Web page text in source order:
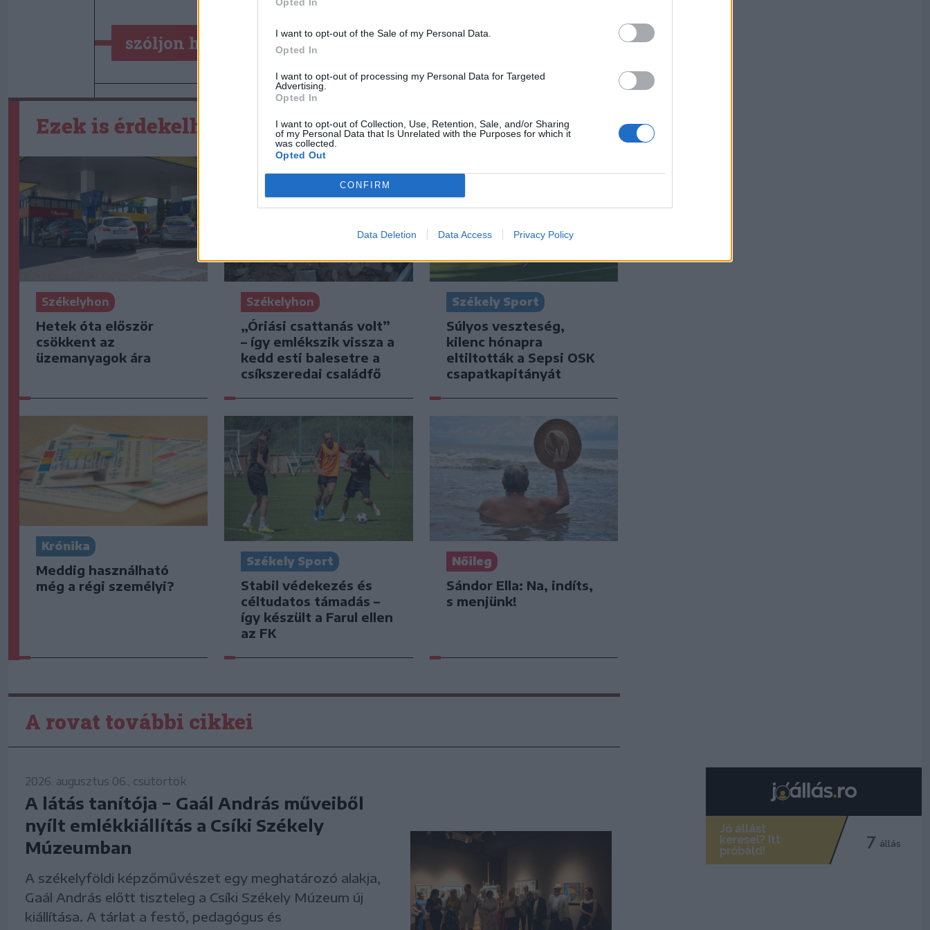
I want to opt-out of the Sale of my Personal Data.
Opted In
I want to opt-out of processing my Personal Data for Targeted
Advertising.
Opted In
I want to opt-out of Collection, Use, Retention, Sale, and/or Sharing
of my Personal Data that Is Unrelated with the Purposes for which it
was collected.
Opted Out
CONFIRM
Data Deletion Data Access Privacy Policy
szóljon hozzá!
Ezek is érdekelhetik
Székelyhon
Hetek óta először
csökkent az
üzemanyagok ára
Székelyhon
„Óriási csattanás volt”
– így emlékszik vissza a
kedd esti balesetre a
csíkszeredai családfő
Székely Sport
Súlyos veszteség,
kilenc hónapra
eltiltották a Sepsi OSK
csapatkapitányát
Krónika
Meddig használható
még a régi személyi?
Székely Sport
Stabil védekezés és
céltudatos támadás –
így készült a Farul ellen
az FK
Nőileg
Sándor Ella: Na, indíts,
s menjünk!
A rovat további cikkei
2026. augusztus 06., csütörtök
A látás tanítója − Gaál András műveiből
nyílt emlékkiállítás a Csíki Székely
Múzeumban
A székelyföldi képzőművészet egy meghatározó alakja,
Gaál András előtt tiszteleg a Csíki Székely Múzeum új
kiállítása. A tárlat a festő, pedagógus és